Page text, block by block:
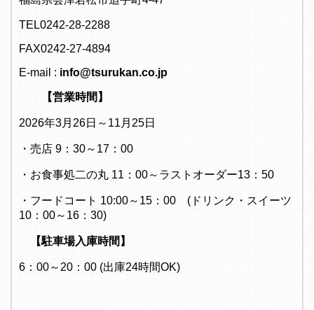
TEL0242-28-2288
FAX0242-27-4894
E-mail : info@tsurukan.co.jp
【営業時間】
2026年3月26日～11月25日
・売店 9：30～17：00
・お食事処二の丸 11：00～ラストオーダー13：50
・フードコート 10:00～15：00 (ドリンク・スイーツ
10：00～16：30)
【駐車場入庫時間】
6：00～20：00 (出庫24時間OK)